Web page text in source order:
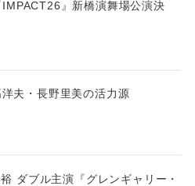
』新橋演舞場公演決
洋夫・長野里美の活力源
ダブル主演『グレンギャリー・